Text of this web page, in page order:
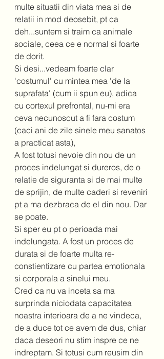
multe situatii din viata mea si de
relatii in mod deosebit, pt ca
deh...suntem si traim ca animale
sociale, ceea ce e normal si foarte
de dorit.
Si desi...vedeam foarte clar
'costumul' cu mintea mea 'de la
suprafata' (cum ii spun eu), adica
cu cortexul prefrontal, nu-mi era
ceva necunoscut a fi fara costum
(caci ani de zile sinele meu sanatos
a practicat asta),
A fost totusi nevoie din nou de un
proces indelungat si dureros, de o
relatie de siguranta si de mai multe
de sprijin, de multe caderi si reveniri
pt a ma dezbraca de el din nou. Dar
se poate.
Si sper eu pt o perioada mai
indelungata. A fost un proces de
durata si de foarte multa re-
constientizare cu partea emotionala
si corporala a sinelui meu.
Cred ca nu va inceta sa ma
surprinda niciodata capacitatea
noastra interioara de a ne vindeca,
de a duce tot ce avem de dus, chiar
daca deseori nu stim inspre ce ne
indreptam. Si totusi cum reusim din